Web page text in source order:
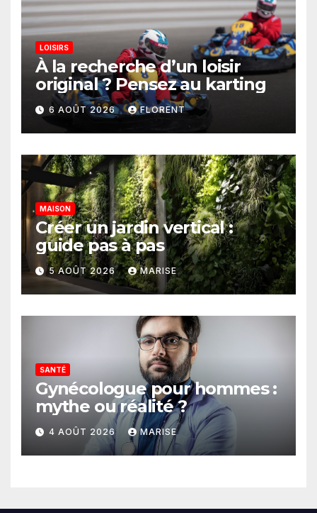
LOISIRS
À la recherche d’un loisir
original ? Pensez au karting
6 AOÛT 2026 FLORENT
MAISON
Créer un jardin vertical :
guide pas à pas
5 AOÛT 2026 MARISE
SANTÉ
Gynécologue pour hommes :
mythe ou réalité ?
4 AOÛT 2026 MARISE